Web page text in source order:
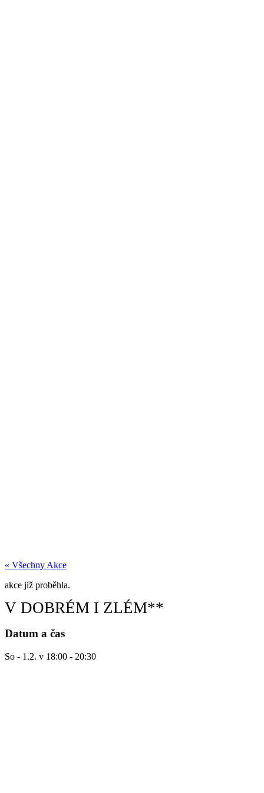
« Všechny Akce
akce již proběhla.
V DOBRÉM I ZLÉM**
Datum a čas
So - 1.2. v 18:00 - 20:30